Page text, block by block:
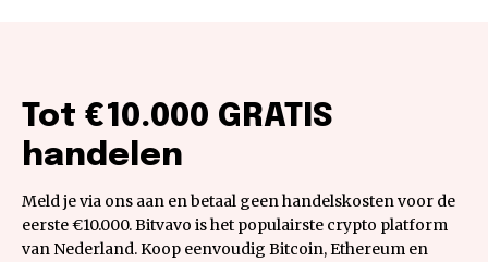
Tot €10.000 GRATIS
handelen
Meld je via ons aan en betaal geen handelskosten voor de
eerste €10.000. Bitvavo is het populairste crypto platform
van Nederland. Koop eenvoudig Bitcoin, Ethereum en